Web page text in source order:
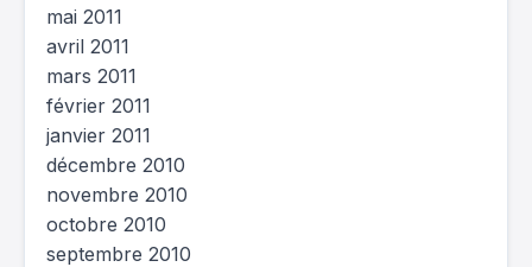
mai 2011
avril 2011
mars 2011
février 2011
janvier 2011
décembre 2010
novembre 2010
octobre 2010
septembre 2010